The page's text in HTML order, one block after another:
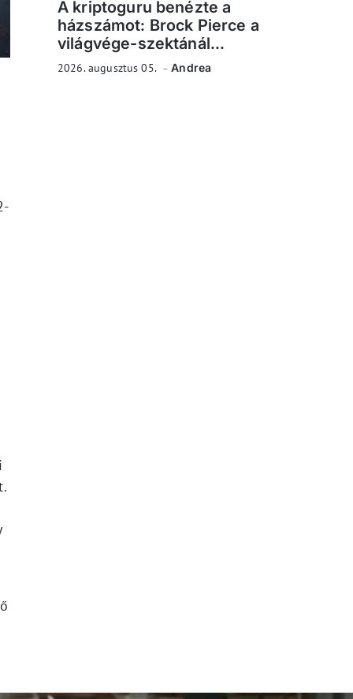
A kriptoguru benézte a
házszámot: Brock Pierce a
világvége-szektánál...
2026. augusztus 05. Andrea